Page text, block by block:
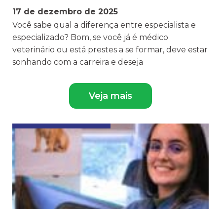
17 de dezembro de 2025
Você sabe qual a diferença entre especialista e
especializado? Bom, se você já é médico
veterinário ou está prestes a se formar, deve estar
sonhando com a carreira e deseja
Veja mais